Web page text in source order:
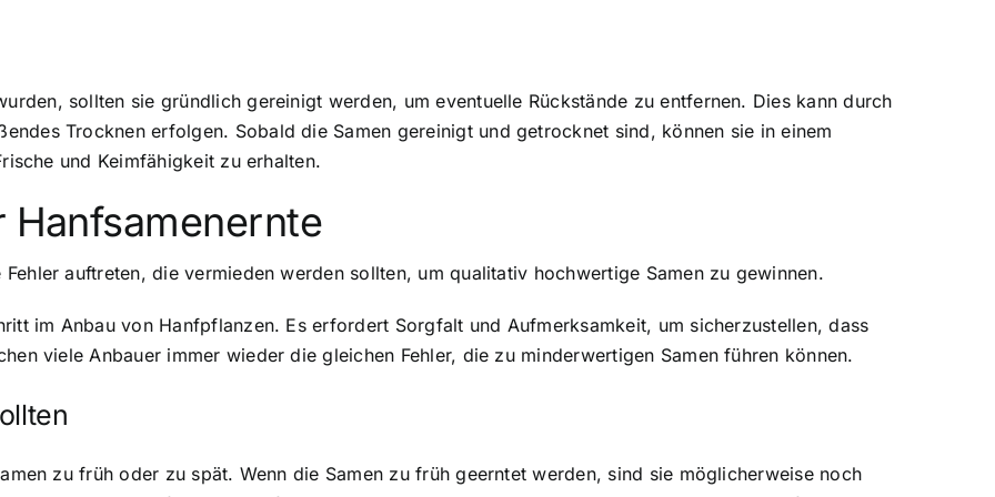
sollten sie gründlich gereinigt werden, um eventuelle Rückstände zu entfernen. Dies kann durch
Trocknen erfolgen. Sobald die Samen gereinigt und getrocknet sind, können sie in einem
und Keimfähigkeit zu erhalten.
Hanfsamenernte
auftreten, die vermieden werden sollten, um qualitativ hochwertige Samen zu gewinnen.
im Anbau von Hanfpflanzen. Es erfordert Sorgfalt und Aufmerksamkeit, um sicherzustellen, dass
viele Anbauer immer wieder die gleichen Fehler, die zu minderwertigen Samen führen können.
zu früh oder zu spät. Wenn die Samen zu früh geerntet werden, sind sie möglicherweise noch